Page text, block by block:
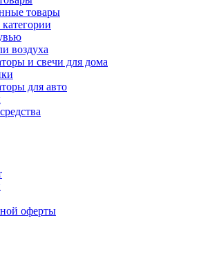
товары
воздуха
и свечи для дома
для авто
оферты